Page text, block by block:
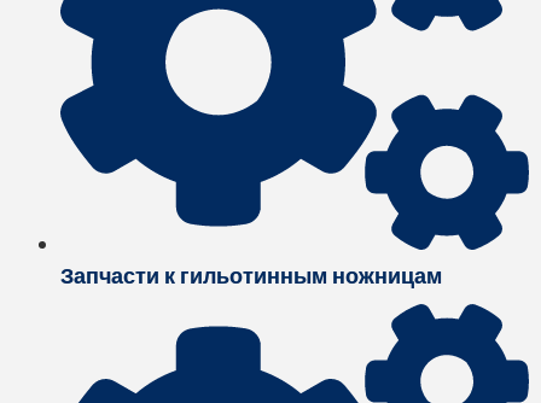
Запчасти к гильотинным ножницам